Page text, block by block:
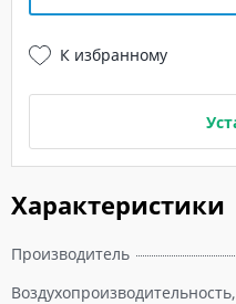
Характеристики
Производитель
К избранному